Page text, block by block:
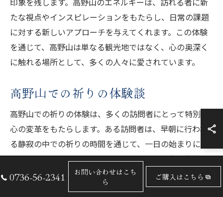
たな視点やインスピレーションをもたらし、日常の課題
に対する新しいアプローチを与えてくれます。この体験
を通じて、高野山は単なる観光地ではなく、心の奥深く
に触れる場所として、多くの人々に愛されています。
高野山での祈りの体験談
高野山での祈りの体験は、多くの訪問者にとって特別な
心の変革をもたらします。ある訪問者は、早朝に行われ
る静寂の中での祈りの時間を通じて、一日の始まりに心
の平穏をもたらされると語っています。高野山の荘厳な
自然の中での祈りは、心を静め、内面的な平和を促進し
ます。その体験は、日常生活の喧騒から離れ、自己を見
0736-56-2341
お問い合わせはこち
ら
ご購入はこちら